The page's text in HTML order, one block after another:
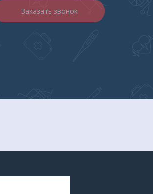
Заказать звонок